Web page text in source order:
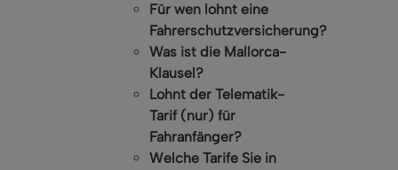
Für wen lohnt eine
Fahrerschutzversicherung?
Was ist die Mallorca-
Klausel?
Lohnt der Telematik-
Tarif (nur) für
Fahranfänger?
Welche Tarife Sie in